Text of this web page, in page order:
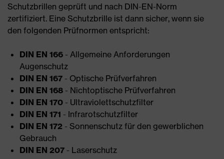
Schutzbrillen geprüft und nach DIN-EN-Norm
zertifiziert. Eine Schutzbrille ist dann sicher, wenn sie
den folgenden Prüfnormen entspricht:
DIN EN 166 - Allgemeine Anforderungen
Augenschutz
DIN EN 167 - Optische Prüfverfahren
DIN EN 168 - Nichtoptische Prüfverfahren
DIN EN 170 - Ultraviolettschutzfilter
DIN EN 171 - Infrarotschutzfilter
DIN EN 172 - Sonnenschutz für den gewerblichen
Gebrauch
DIN EN 207 - Laserschutz